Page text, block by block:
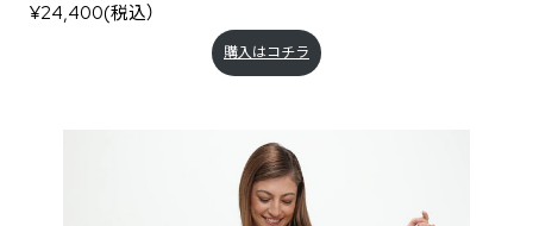
¥24,400(税込）
購入はコチラ